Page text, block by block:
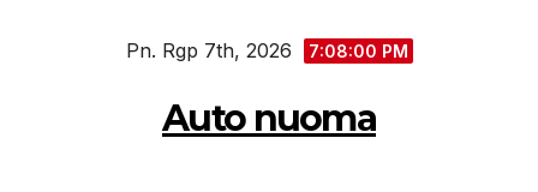
Pn. Rgp 7th, 2026 7:08:00 PM
Auto nuoma